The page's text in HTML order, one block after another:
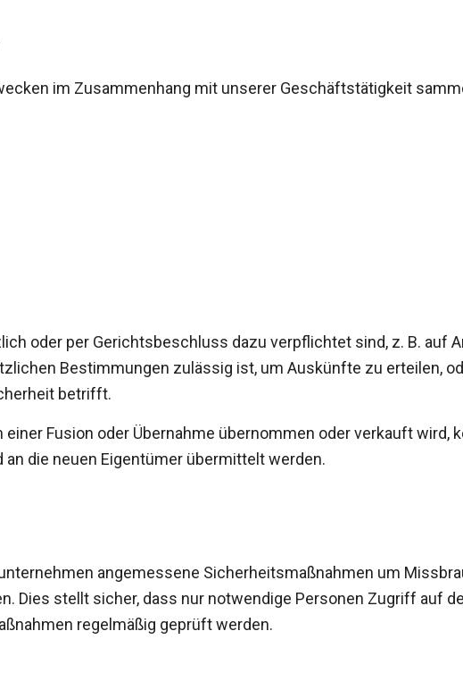
im Zusammenhang mit unserer Geschäftstätigkeit
oder per Gerichtsbeschluss dazu verpflichtet sind, z. B. auf
Bestimmungen zulässig ist, um Auskünfte zu erteilen,
betrifft.
Fusion oder Übernahme übernommen oder verkauft wird,
die neuen Eigentümer übermittelt werden.
angemessene Sicherheitsmaßnahmen um
Dies stellt sicher, dass nur notwendige Personen Zugriff auf
regelmäßig geprüft werden.